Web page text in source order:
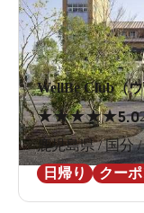
WellBe Club（
★★★★★5.0
鹿児島県 / 国分
日帰り
クー